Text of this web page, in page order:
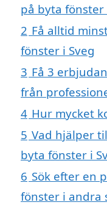
på byta fönster
2 Få alltid
fönster i Sveg
3 Få 3
från
4 Hur mycket
5 Vad hjälper
byta fönster i
6 Sök efter en
fönster i andra